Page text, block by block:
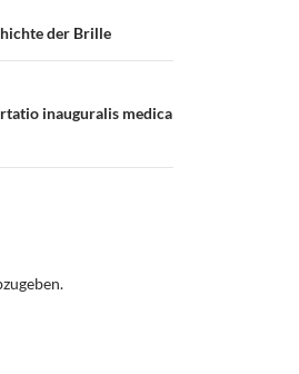
der Brille
inauguralis medica